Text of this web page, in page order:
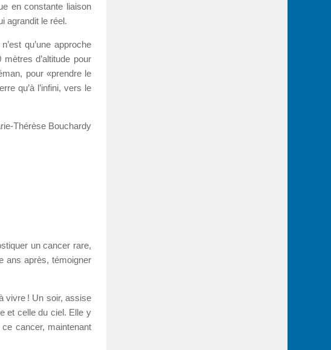
en constante liaison
agrandit le réel.
qu’une approche
d’altitude pour
pour «prendre le
qu’à l’infini, vers le
Thérèse Bouchardy
un cancer rare,
ans après, témoigner
vivre ! Un soir, assise
et celle du ciel. Elle y
cancer, maintenant